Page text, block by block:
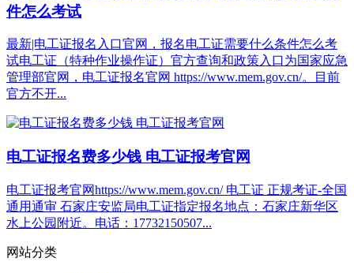
件怎么考试
最新|电工证报名入口官网，报名电工证需要什么条件怎么考
试‌电工证（特种作业操作证）官方查询和政策入口为国家应急
管理部官网‌，电工证报名官网 https://www.mem.gov.cn/。目前
官方不开...
电工证报名费多少钱 电工证报考官网
电工证报考官网https://www.mem.gov.cn/ 电工证 正规考证-全国
通用通审 石家庄安监局电工证指定报名地点：石家庄新华区
水上公园附近。电话：17732150507...
网站分类